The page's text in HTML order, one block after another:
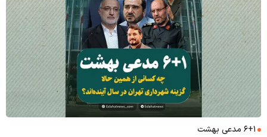
۶+۱ مدعی بهشت